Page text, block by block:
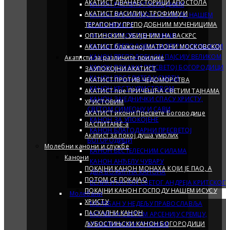
КАНОН РАСПЕЋУ ГОСПОДЊЕМ
КАНОН ПРЕСЛАТКОМ ГОСПОДУ НАШЕМ
ИСУСУ ХРИСТУ
КАНОН ПРЕСВЕТОЈ ТРОЈИЦИ
КАНОН ПРЕПОДОБНОМ ПЕТРУ КОРИШКОМ
КАНОН ПРЕПОДОБНОМ ПАЈСИЈУ ВЕЛИКОМ
КАНОН ПОКАЈНИ ПРЕСВЕТОЈ БОГОРОДИЦИ
КАНОН ПОБЕДИТЕЉУ СМРТИ
КАНОН КРСТУ ХРИСТОВОМ
КАНОН ЗАЈЕДНИЧКИ СПАСУ ХРИСТУ,
СВЕТОМ СИМЕОНУ И САВИ
КАНОН ЗА УПОКОЈЕНЕ
КАНОН БЛАГОДАРНИ ПРЕСВЕТОЈ
БОГОРОДИЦИ
КАНОН БЕСТЕЛЕСНИМ СИЛАМА
КАНОН АНЂЕЛУ ЧУВАРУ
ДВА БОЖИЋНА КАНОНА
ВЕЛИКИ КАНОН СВEТОГ АНДРЕЈА КРИТСКОГ
Молебани
МОЛЕБАН У НЕДЕЉУ ПРАВОСЛАВЉА
МОЛЕБАН СВЕТОМ АРСЕНИЈУ СРЕМЦУ,
АРХИЕПИСКОПУ СРПСКОМ
АКАТИСТ ДВАНАЕСТОРИЦИ АПОСТОЛА
АКАТИСТ ВАСИЛИЈУ, ТРОФИМУ И
ТЕРАПОНТУ ПРЕПОДОБНИМ МУЧЕНИЦИМА
ОПТИНСКИМ, УБИЈЕНИМ НА ВАСКРС
АКАТИСТ блаженој МАТРОНИ МОСКОВСКОЈ
Акатисти за различите прилике
ЗАУПОКОЈНИ АКАТИСТ
АКАТИСТ ПРОТИВ ЧЕДОМОРСТВА
АКАТИСТ пре ПРИЧЕШЋА СВЕТИМ ТАЈНАМА
ХРИСТОВИМ
АКАТИСТ икони Пресвете Богородице
ВАСПИТАЊЕ-a
Акатист за покој душа умрлих
Молебни канони и службе
Канони
ПОКАЈНИ КАНОН МОНАХА КОЈИ ЈЕ ПАО, А
ПОТОМ СЕ ПОКАЈАО
ПОКАЈНИ КАНОН ГОСПОДУ НАШЕМ ИСУСУ
ХРИСТУ
ПАСХАЛНИ КАНОН
ЉУБОСТИЊСКИ КАНОН БОГОРОДИЦИ